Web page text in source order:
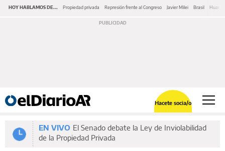
HOY HABLAMOS DE... Propiedad privada Represión frente al Congreso Javier Milei Brasil Huawei
Hacete socia/o
EN VIVO El Senado debate la Ley de Inviolabilidad
de la Propiedad Privada